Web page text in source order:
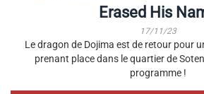
Erased His
17/11/23
Le dragon de Dojima est de retour pour
prenant place dans le quartier de
programme !